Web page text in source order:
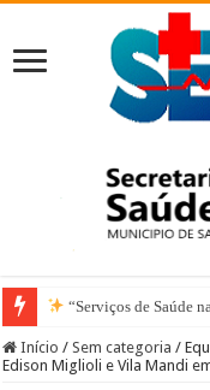
“Serviços de Saúde
Início / Sem categoria /
Edison Miglioli e Vila Mandi